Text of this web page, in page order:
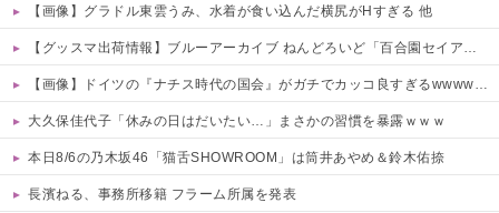
【画像】グラドル東雲うみ、水着が食い込んだ横尻がHすぎる 他
【グッスマ出荷情報】ブルーアーカイブ ねんどろいど「百合園セイア」「竜華キサキ」「早瀬ユウカ(再販)」ほか【発売日決定】
【画像】ドイツの『ナチス時代の国会』がガチでカッコ良すぎるwwwwwww
大久保佳代子「休みの日はだいたい…」まさかの習慣を暴露ｗｗｗ
本日8/6の乃木坂46「猫舌SHOWROOM」は筒井あやめ＆鈴木佑捺
長濱ねる、事務所移籍 フラーム所属を発表